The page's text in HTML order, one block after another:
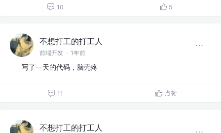
10 5
不想打工的打工人
前端开发 · 1年前
写了一天的代码，脑壳疼
11 点赞
不想打工的打工人